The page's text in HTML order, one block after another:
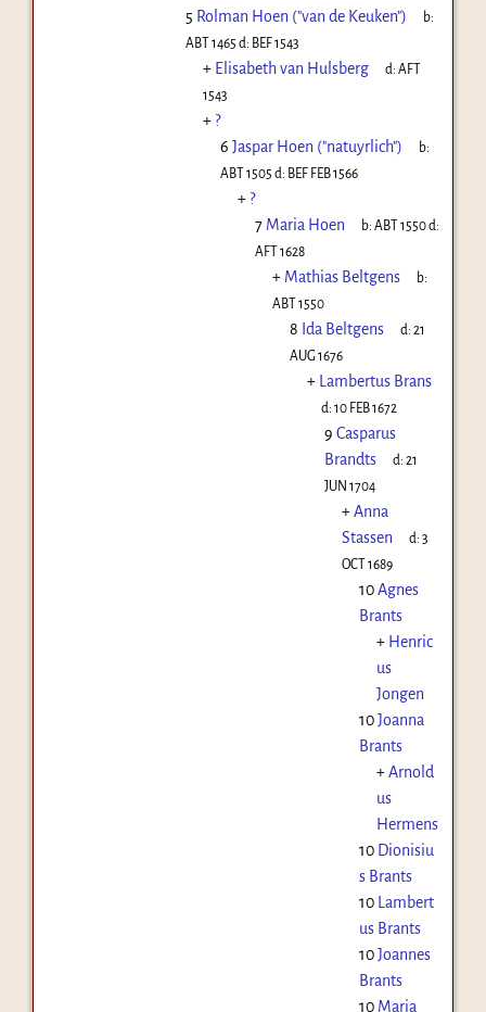
5 Rolman Hoen ("van de Keuken")
b:
ABT 1465 d: BEF 1543
+ Elisabeth van Hulsberg d:AFT
1543
+ ?
6 Jaspar Hoen ("natuyrlich")
b:
ABT 1505 d: BEF FEB 1566
+ ?
7 Maria Hoen b:ABT 1550d:
AFT 1628
+ Mathias Beltgens
b:
ABT 1550
8 Ida Beltgens d:21
AUG 1676
+ Lambertus Brans
d:10 FEB 1672
9 Casparus
Brandts
d:21
JUN 1704
+Anna
Stassen
d:3
OCT 1689
10Agnes
Brants
+ Henric
us
Jongen
10Joanna
Brants
+Arnold
us
Hermens
10 Dionisiu
s Brants
10 Lambert
us Brants
10Joannes
Brants
10 Maria